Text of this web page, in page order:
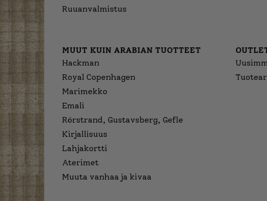
Ruuanvalmistus
MUUT KUIN ARABIAN TUOTTEET
Hackman
Royal Copenhagen
Marimekko
Emali
Rörstrand, Gustavsberg, Gefle
Kirjallisuus
Lahjakortti
Aterimet
Muuta vanhaa ja kivaa